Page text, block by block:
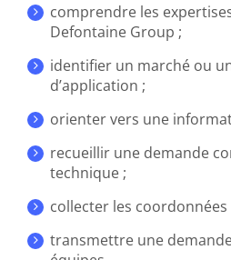
comprendre les
Defontaine Group ;
identifier un marché ou
d’application ;
orienter vers une
recueillir une demande
technique ;
collecter les
transmettre une